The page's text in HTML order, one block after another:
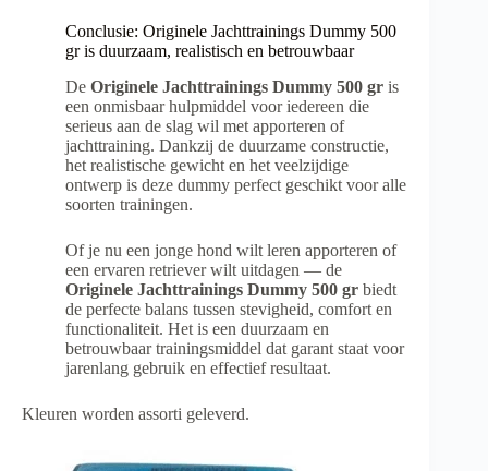
Conclusie: Originele Jachttrainings Dummy 500
gr is duurzaam, realistisch en betrouwbaar
De Originele Jachttrainings Dummy 500 gr is
een onmisbaar hulpmiddel voor iedereen die
serieus aan de slag wil met apporteren of
jachttraining. Dankzij de duurzame constructie,
het realistische gewicht en het veelzijdige
ontwerp is deze dummy perfect geschikt voor alle
soorten trainingen.
Of je nu een jonge hond wilt leren apporteren of
een ervaren retriever wilt uitdagen — de
Originele Jachttrainings Dummy 500 gr biedt
de perfecte balans tussen stevigheid, comfort en
functionaliteit. Het is een duurzaam en
betrouwbaar trainingsmiddel dat garant staat voor
jarenlang gebruik en effectief resultaat.
Kleuren worden assorti geleverd.